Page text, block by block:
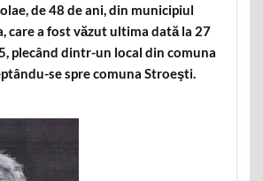
de 48 de ani, din municipiul
care a fost văzut ultima dată la 27
plecând dintr-un local din comuna
se spre comuna Stroeşti.